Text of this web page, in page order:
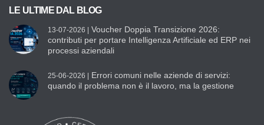
LE ULTIME DAL BLOG
13-07-2026 | Voucher Doppia Transizione 2026:
contributi per portare Intelligenza Artificiale ed ERP nei
processi aziendali
25-06-2026 | Errori comuni nelle aziende di servizi:
quando il problema non è il lavoro, ma la gestione